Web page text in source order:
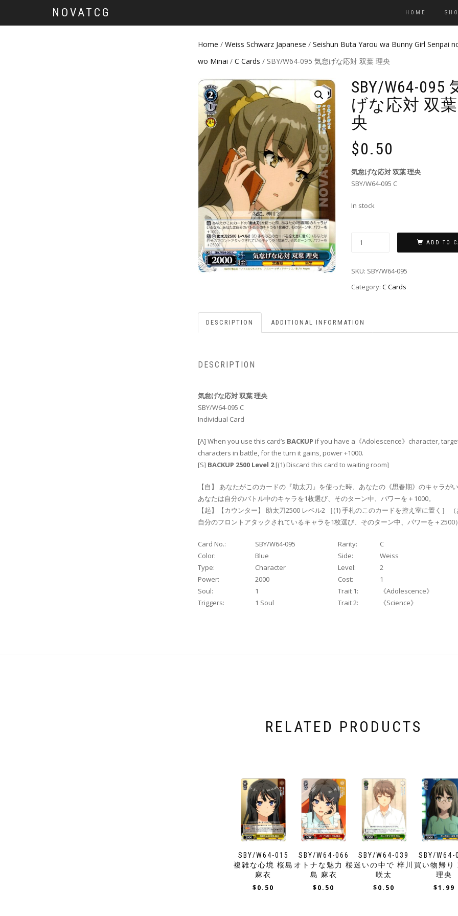
NOVATCG HOME
Home / Weiss Schwarz Japanese / Seishun Buta Yarou wa Bunny Girl Senpai
wo Minai / C Cards / SBY/W64-095 気怠げな応対 双葉 理央
SBY/W64-095
げな応対 双
央
$0.50
気怠げな応対 双葉 理央
SBY/W64-095 C
In stock
ADD TO
SKU: SBY/W64-095
Category: C Cards
DESCRIPTION ADDITIONAL INFORMATION
DESCRIPTION
気怠げな応対 双葉 理央
SBY/W64-095 C
Individual Card
[A] When you use this card’s BACKUP if you have a《Adolescence》character,
characters in battle, for the turn it gains, power +1000.
[S] BACKUP 2500 Level 2[(1) Discard this card to waiting room]
【自】 あなたがこのカードの『助太刀』を使った時、あなたの《思春期》のキャラがい
あなたは自分のバトル中のキャラを1枚選び、そのターン中、パワーを＋1000。
【起】【カウンター】 助太刀2500 レベル2 ［(1) 手札のこのカードを控え室に置く］
自分のフロントアタックされているキャラを1枚選び、そのターン中、パワーを＋2500）
Card No.: SBY/W64-095 Rarity:
C
Color:
Blue Side:
Weiss
Type:
Character Level:
2
Power:
2000 Cost:
1
Soul:
1 Trait 1:
《Adolescence》
Triggers:
1 Soul Trait 2: 《Science》
RELATED PRODUCTS
SBY/W64-015
複雑な心境 桜島
麻衣
$0.50
SBY/W64-066
オトナな魅力 桜
島 麻衣
$0.50
SBY/W64-039
迷いの中で 梓川
咲太
$0.50
SBY/W64-
買い物帰り
理央
$1.99